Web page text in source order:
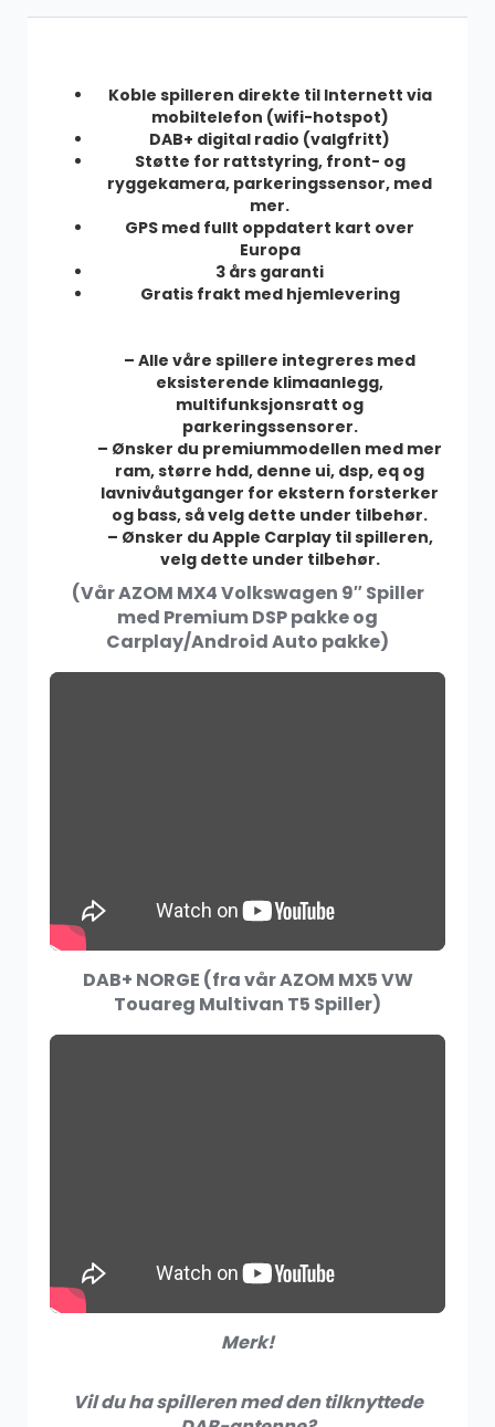
1,299.00kr
AZOM Ryggekamera
449.00kr
AZOM Ryggekamera – Nummerskilt trådløs
AZOM Ryggekamera – Trådløs
649.00kr
DAB+
500.00kr
Double Fakra Antenne Kabel
1,699.00kr
199.00kr
Koble spilleren direkte til Internett via
mobiltelefon (wifi-hotspot)
DAB+ digital radio (valgfritt)
Støtte for rattstyring, front- og
ryggekamera, parkeringssensor, med
mer.
GPS med fullt oppdatert kart over
Europa
3 års garanti
Gratis frakt med hjemlevering
– Alle våre spillere integreres med
eksisterende klimaanlegg,
multifunksjonsratt og
parkeringssensorer.
– Ønsker du premiummodellen med mer
ram, større hdd, denne ui, dsp, eq og
lavnivåutganger for ekstern forsterker
og bass, så velg dette under tilbehør.
– Ønsker du Apple Carplay til spilleren,
velg dette under tilbehør.
(Vår AZOM MX4 Volkswagen 9″ Spiller
med Premium DSP pakke og
Carplay/Android Auto pakke)
DAB+ NORGE (fra vårAZOM MX5 VW
Touareg Multivan T5 Spiller)
Merk!
Vil du ha spilleren med den tilknyttede